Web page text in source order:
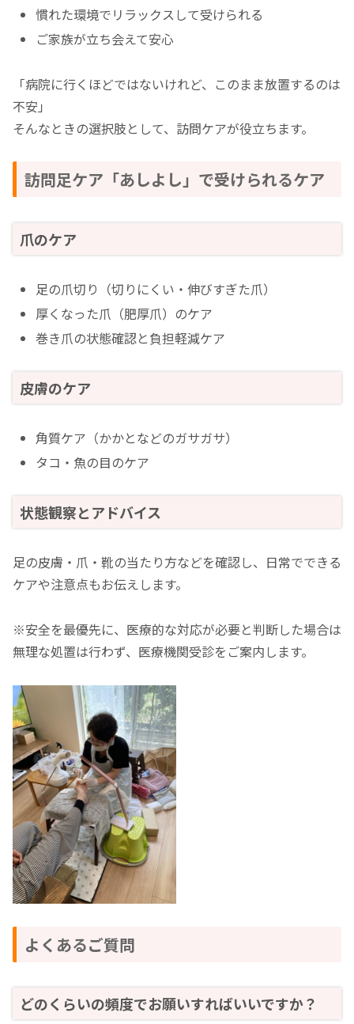
慣れた環境でリラックスして受けられる
ご家族が立ち会えて安心
「病院に行くほどではないけれど、このまま放置するのは
不安」
そんなときの選択肢として、訪問ケアが役立ちます。
訪問足ケア「あしよし」で受けられるケア
爪のケア
足の爪切り（切りにくい・伸びすぎた爪）
厚くなった爪（肥厚爪）のケア
巻き爪の状態確認と負担軽減ケア
皮膚のケア
角質ケア（かかとなどのガサガサ）
タコ・魚の目のケア
状態観察とアドバイス
足の皮膚・爪・靴の当たり方などを確認し、日常でできる
ケアや注意点もお伝えします。
※安全を最優先に、医療的な対応が必要と判断した場合は
無理な処置は行わず、医療機関受診をご案内します。
よくあるご質問
どのくらいの頻度でお願いすればいいですか？